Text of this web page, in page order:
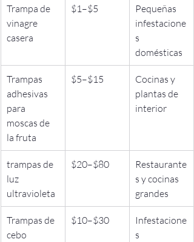
Trampa de
vinagre
casera
$1–$5
Pequeñas
infestacione
s
domésticas
Trampas
adhesivas
para
moscas de
la fruta
$5–$15
Cocinas y
plantas de
interior
trampas de
luz
ultravioleta
$20–$80
Restaurante
s y cocinas
grandes
Trampas de
cebo
$10–$30
Infestacione
s